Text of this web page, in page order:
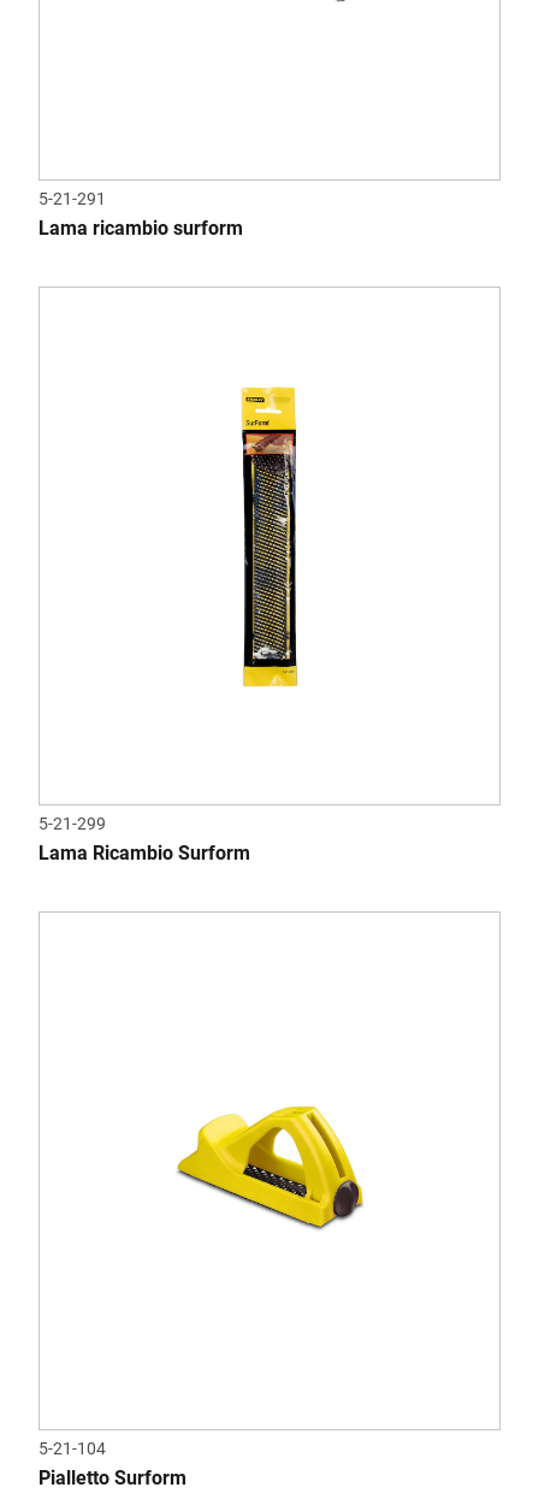
5-21-291
Lama ricambio surform
5-21-299
Lama Ricambio Surform
5-21-104
Pialletto Surform